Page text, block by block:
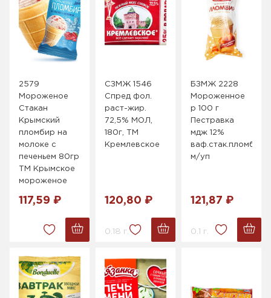
2579
Мороженое
Стакан
Крымский
пломбир на
молоке с
печеньем 80гр
ТМ Крымское
мороженое
117,59 ₽
СЗМЖ 1546
Спред фол.
раст-жир.
72,5% МОЛ,
180г, ТМ
Кремлевское
120,80 ₽
0.18 г.
БЗМЖ 2228
Мороженное
р 100 г
Пестравка
мдж 12%
ваф.стак.пломби
м/уп
121,87 ₽
0.1 г.